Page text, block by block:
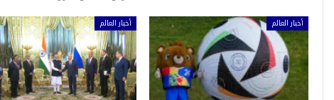
أخبار العالم أخبار العالم